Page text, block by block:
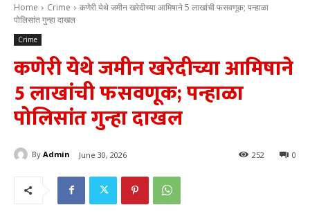
Home Crime
कणेरी येथे जमीन खरेदीच्या आमिषाने 5 लाखांची फसवणूक; पन्हाळा
पोलिसांत गुन्हा दाखल
Crime
कणेरी येथे जमीन खरेदीच्या आमिषाने
5 लाखांची फसवणूक; पन्हाळा
पोलिसांत गुन्हा दाखल
By Admin June 30, 2026 0
252